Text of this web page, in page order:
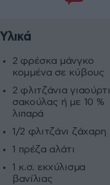
Υλικά
2 φρέσκα μάνγκο
κομμένα σε κύβους
2 φλιτζάνια γιαούρτι
σακούλας ή με 10 %
λιπαρά
1/2 φλιτζάνι ζάχαρη
1 πρέζα αλάτι
1 κ.σ. εκχύλισμα
βανίλιας